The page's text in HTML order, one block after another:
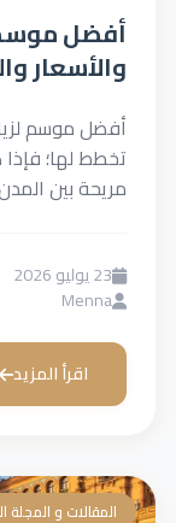
أفضل موسم
والأسعار
أفضل موسم
تخطط لها؛
مريحة بين
23 يوليو 2026
Menna
اقرأ المزيد
المقالات و المجلة